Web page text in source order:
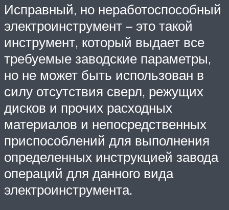
Исправный, но неработоспособный
электроинструмент – это такой
инструмент, который выдает все
требуемые заводские параметры,
но не может быть использован в
силу отсутствия сверл, режущих
дисков и прочих расходных
материалов и непосредственных
приспособлений для выполнения
определенных инструкцией завода
операций для данного вида
электроинструмента.